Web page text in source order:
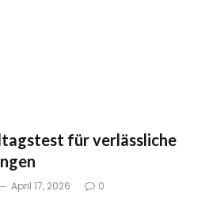
für verlässliche
April 17, 2026 0